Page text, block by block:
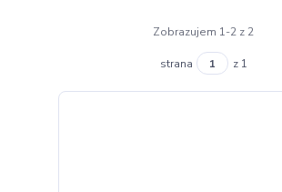
Zobrazujem 1-2 z 2
strana z 1